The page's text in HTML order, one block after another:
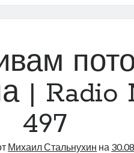
Narva
498
| Radio
497
Михаил Стальнухин на